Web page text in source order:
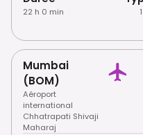
22 h 0 min
Mumbai
(BOM)
Aéroport
international
Chhatrapati Shivaji
Maharaj